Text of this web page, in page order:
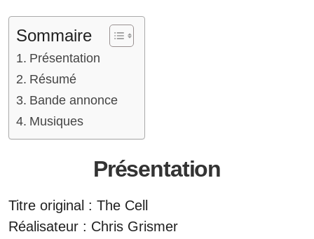
Sommaire
Présentation
Résumé
Bande annonce
Musiques
Présentation
Titre original : The Cell
Réalisateur : Chris Grismer